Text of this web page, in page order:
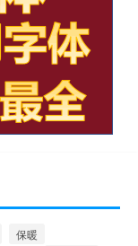
保暖